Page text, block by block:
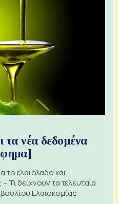
νέα δεδομένα
το ελαιόλαδο και
Τι δείχνουν τα τελευταία
Ελαιοκομίας